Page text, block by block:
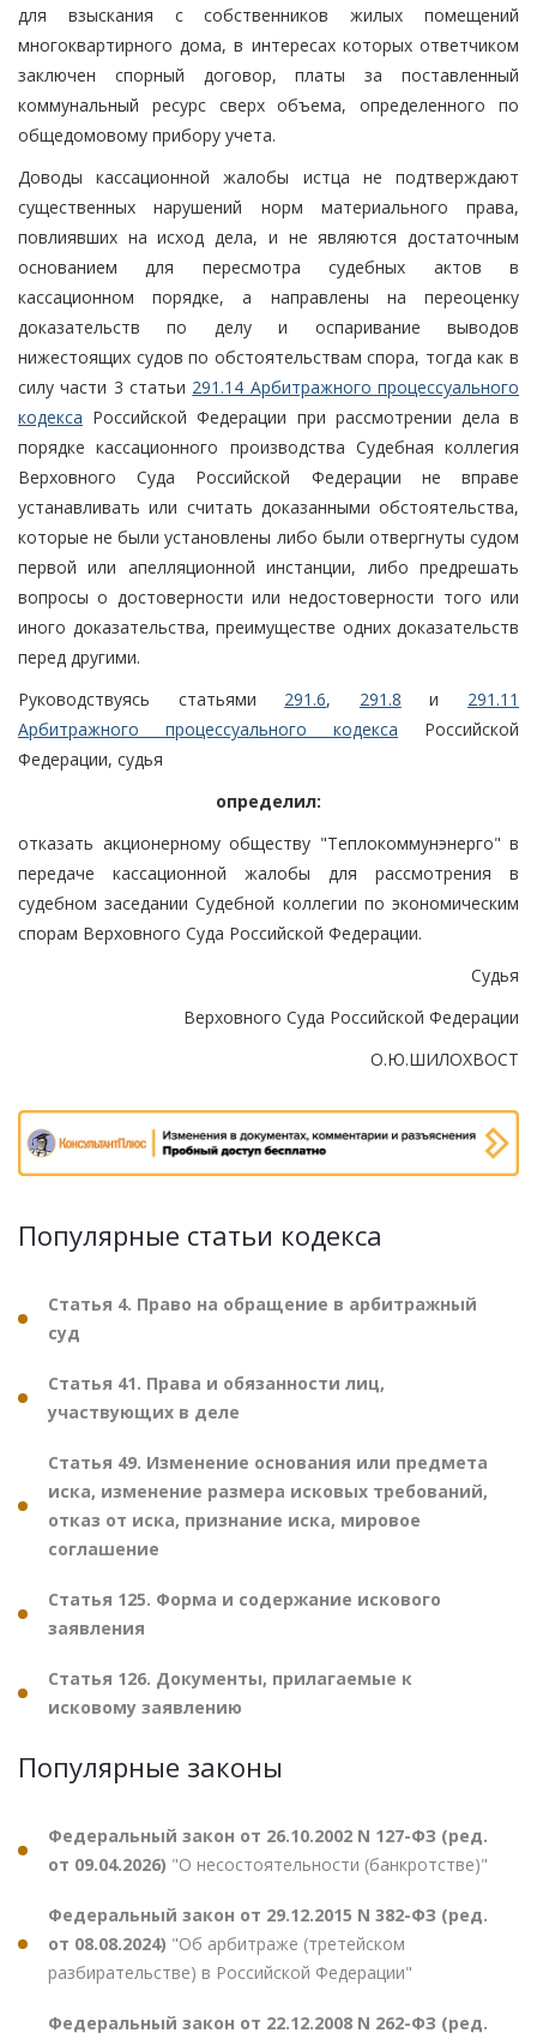
для взыскания с собственников жилых помещений
многоквартирного дома, в интересах которых ответчиком
заключен спорный договор, платы за поставленный
коммунальный ресурс сверх объема, определенного по
общедомовому прибору учета.
Доводы кассационной жалобы истца не подтверждают
существенных нарушений норм материального права,
повлиявших на исход дела, и не являются достаточным
основанием для пересмотра судебных актов в
кассационном порядке, а направлены на переоценку
доказательств по делу и оспаривание выводов
нижестоящих судов по обстоятельствам спора, тогда как в
силу части 3 статьи 291.14 Арбитражного процессуального
кодекса Российской Федерации при рассмотрении дела в
порядке кассационного производства Судебная коллегия
Верховного Суда Российской Федерации не вправе
устанавливать или считать доказанными обстоятельства,
которые не были установлены либо были отвергнуты судом
первой или апелляционной инстанции, либо предрешать
вопросы о достоверности или недостоверности того или
иного доказательства, преимуществе одних доказательств
перед другими.
Руководствуясь статьями 291.6, 291.8 и 291.11
Арбитражного процессуального кодекса Российской
Федерации, судья
определил:
отказать акционерному обществу "Теплокоммунэнерго" в
передаче кассационной жалобы для рассмотрения в
судебном заседании Судебной коллегии по экономическим
спорам Верховного Суда Российской Федерации.
Судья
Верховного Суда Российской Федерации
О.Ю.ШИЛОХВОСТ
Популярные статьи кодекса
Статья 4. Право на обращение в арбитражный
суд
Статья 41. Права и обязанности лиц,
участвующих в деле
Статья 49. Изменение основания или предмета
иска, изменение размера исковых требований,
отказ от иска, признание иска, мировое
соглашение
Статья 125. Форма и содержание искового
заявления
Статья 126. Документы, прилагаемые к
исковому заявлению
Популярные законы
Федеральный закон от 26.10.2002 N 127-ФЗ (ред.
от 09.04.2026) "О несостоятельности (банкротстве)"
Федеральный закон от 29.12.2015 N 382-ФЗ (ред.
от 08.08.2024) "Об арбитраже (третейском
разбирательстве) в Российской Федерации"
Федеральный закон от 22.12.2008 N 262-ФЗ (ред.